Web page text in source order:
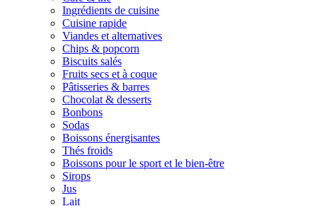
Ingrédients de cuisine
Cuisine rapide
Viandes et alternatives
Chips & popcorn
Biscuits salés
Fruits secs et à coque
Pâtisseries & barres
Chocolat & desserts
Bonbons
Sodas
Boissons énergisantes
Thés froids
Boissons pour le sport et le bien-être
Sirops
Jus
Lait